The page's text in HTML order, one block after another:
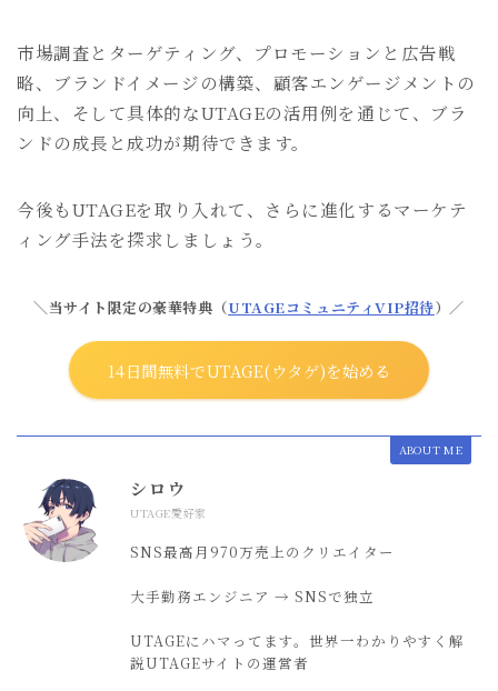
市場調査とターゲティング、プロモーションと広告戦
略、ブランドイメージの構築、顧客エンゲージメントの
向上、そして具体的なUTAGEの活用例を通じて、ブラ
ンドの成長と成功が期待できます。
今後もUTAGEを取り入れて、さらに進化するマーケテ
ィング手法を探求しましょう。
＼当サイト限定の豪華特典（UTAGEコミュニティVIP招待）／
14日間無料でUTAGE(ウタゲ)を始める
ABOUT ME
シロウ
UTAGE愛好家
SNS最高月970万売上のクリエイター
大手勤務エンジニア → SNSで独立
UTAGEにハマってます。世界一わかりやすく解
説UTAGEサイトの運営者